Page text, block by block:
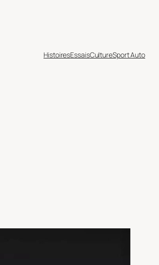
HistoiresEssaisCultureSport Auto